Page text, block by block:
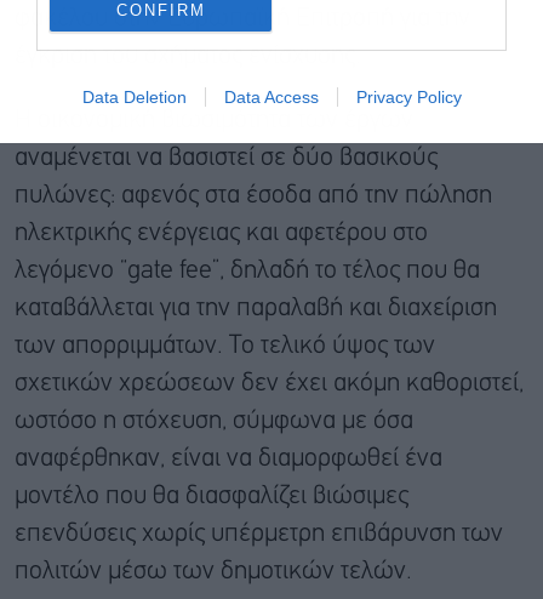
CONFIRM
Data Deletion Data Access Privacy Policy
φακέλου στην Ευρωπαϊκή Επιτροπή για την
έγκριση του σχήματος ενίσχυσης.
αναμένεται να βασιστεί σε δύο βασικούς
πυλώνες: αφενός στα έσοδα από την πώληση
ηλεκτρικής ενέργειας και αφετέρου στο
λεγόμενο “gate fee”, δηλαδή το τέλος που θα
καταβάλλεται για την παραλαβή και διαχείριση
των απορριμμάτων. Το τελικό ύψος των
σχετικών χρεώσεων δεν έχει ακόμη καθοριστεί,
ωστόσο η στόχευση, σύμφωνα με όσα
αναφέρθηκαν, είναι να διαμορφωθεί ένα
μοντέλο που θα διασφαλίζει βιώσιμες
επενδύσεις χωρίς υπέρμετρη επιβάρυνση των
πολιτών μέσω των δημοτικών τελών.